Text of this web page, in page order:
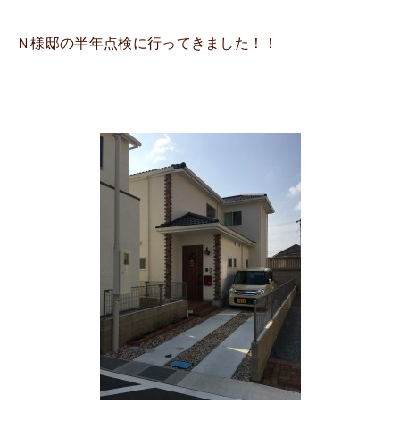
Ｎ様邸の半年点検に行ってきました！！